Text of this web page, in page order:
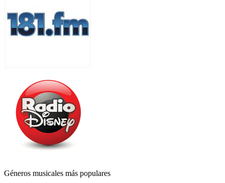
Géneros musicales más populares